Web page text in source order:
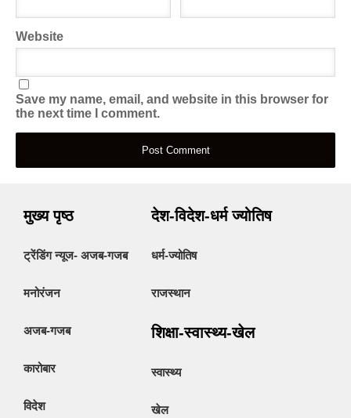
Website
Save my name, email, and website in this browser for
the next time I comment.
मुख्य पृष्ठ
ट्रेंडिंग न्यूज- अजब-गजब
मनोरंजन
अजब-गजब
कारोबार
विदेश
देश-विदेश-धर्म ज्योतिष
धर्म-ज्योतिष
राजस्थान
शिक्षा-स्वास्थ्य-खेल
स्वास्थ्य
खेल